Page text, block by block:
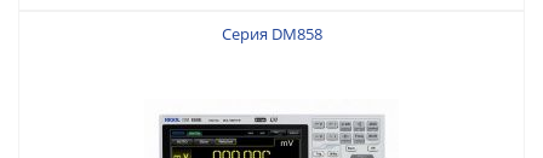
Серия DM858